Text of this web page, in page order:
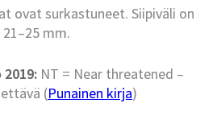
ovat surkastuneet. Siipiväli on
21–25 mm.
NT = Near threatened –
(Punainen kirja)